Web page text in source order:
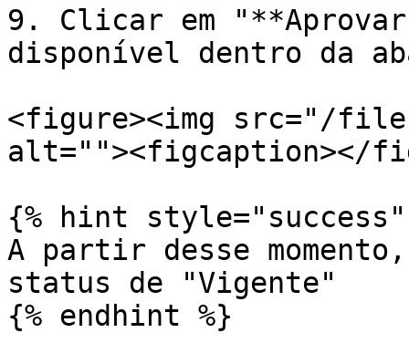
9. Clicar em
disponível dentro da
<figure><img src="/files/
alt=""><figcaption></
{% hint style="success"
A partir desse
status de "Vigente"
{% endhint %}